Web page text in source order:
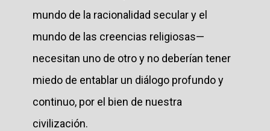
mundo de la racionalidad secular y el
mundo de las creencias religiosas—
necesitan uno de otro y no deberían tener
miedo de entablar un diálogo profundo y
continuo, por el bien de nuestra
civilización.